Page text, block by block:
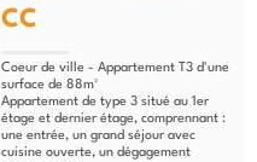
CC
Coeur de ville - Appartement T3 d'une
surface de 88m²
Appartement de type 3 situé au 1er
étage et dernier étage, comprennant :
une entrée, un grand séjour avec
cuisine ouverte, un dégagement